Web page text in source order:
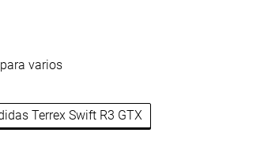
varios
Terrex Swift R3 GTX